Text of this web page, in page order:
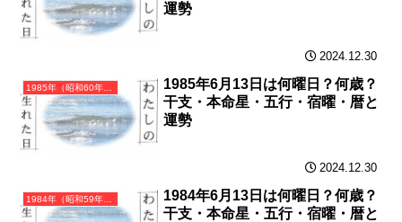
運勢
2024.12.30
1985年（昭和60年）乙丑（きのとうし）・丑年（うし年）カレンダー（月曜はじまり）
1985年6月13日は何曜日？何歳？
干支・本命星・五行・宿曜・暦と
運勢
2024.12.30
1984年（昭和59年）甲子（きのえね）・子年（ねずみ年）カレンダー（月曜はじまり）
1984年6月13日は何曜日？何歳？
干支・本命星・五行・宿曜・暦と